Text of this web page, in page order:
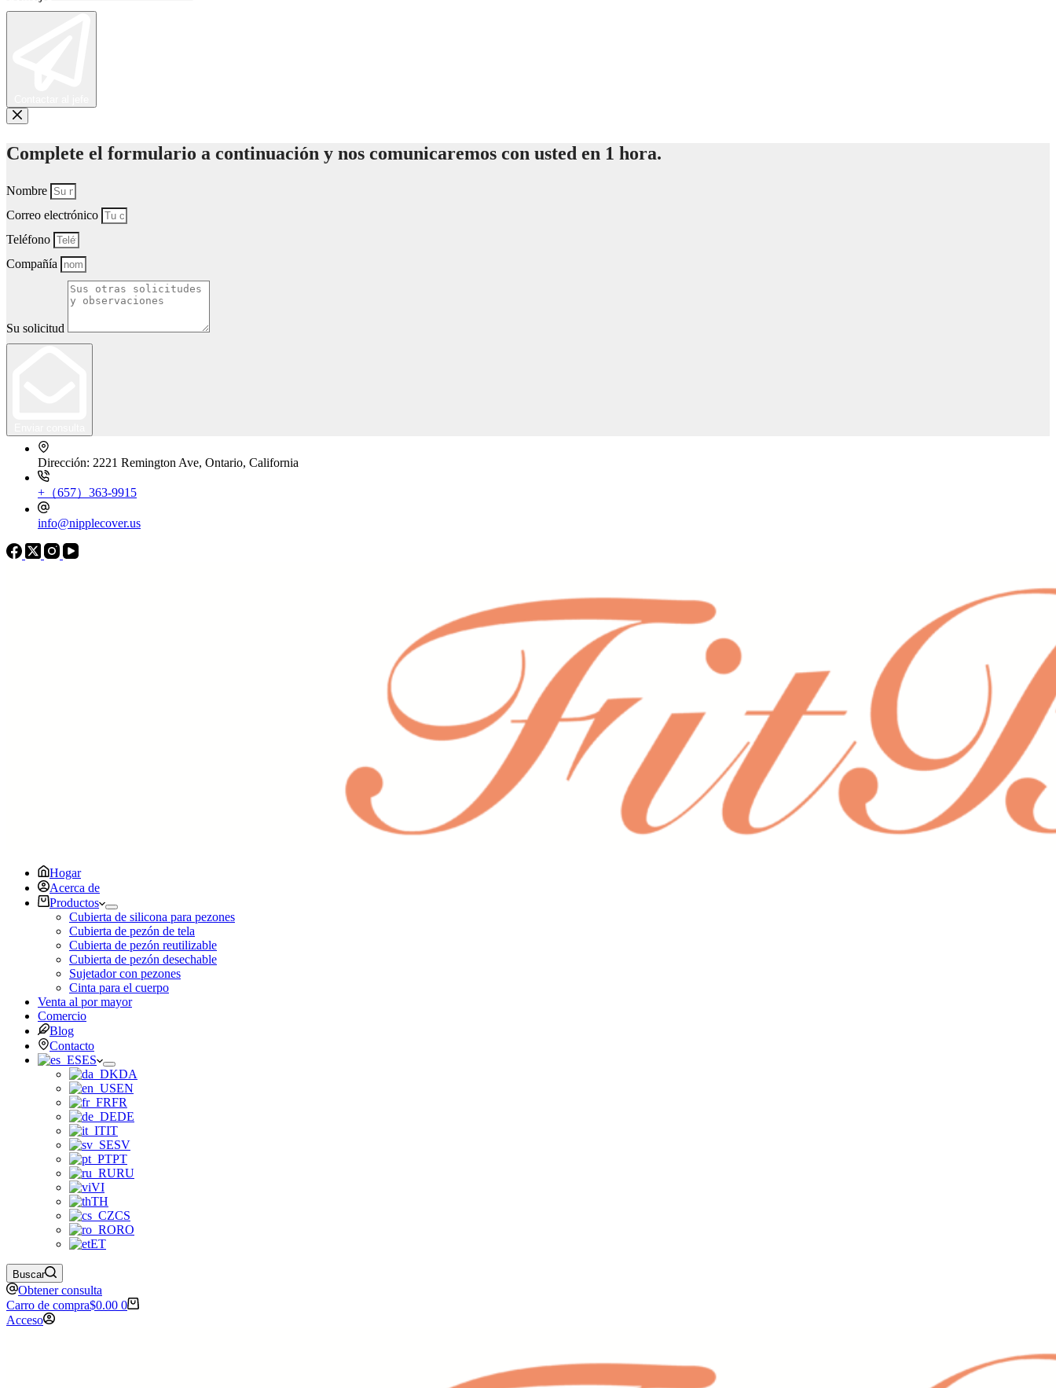
Complete el formulario a continuación y nos comunicaremos con usted en 1 hora.
Nombre
Correo electrónico
Teléfono
Compañía
Su solicitud
Dirección: 2221 Remington Ave, Ontario, California
+（657）363-9915
info@nipplecover.us
Hogar
Acerca de
Productos
Cubierta de silicona para pezones
Cubierta de pezón de tela
Cubierta de pezón reutilizable
Cubierta de pezón desechable
Sujetador con pezones
Cinta para el cuerpo
Venta al por mayor
Comercio
Blog
Contacto
ES
DA
EN
FR
DE
IT
SV
PT
RU
VI
TH
CS
RO
ET
Buscar
Obtener consulta
Carro de compra$0.00 0
Acceso